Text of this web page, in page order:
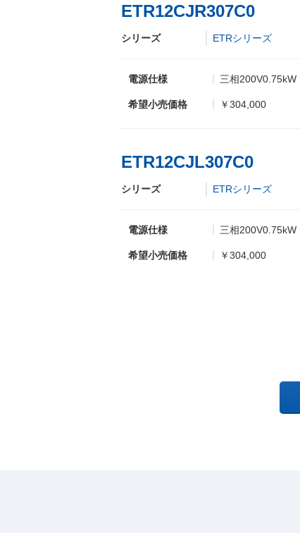
ETR12CJR307C0
シリーズ ETRシリーズ
電源仕様 三相200V0.75kW
希望小売価格 ￥304,000
ETR12CJL307C0
シリーズ ETRシリーズ
電源仕様 三相200V0.75kW
希望小売価格 ￥304,000